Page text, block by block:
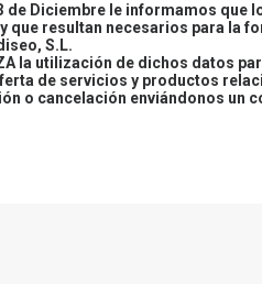
de Diciembre le informamos que
resultan necesarios para la
S.L.
la utilización de dichos datos
de servicios y productos
o cancelación enviándonos un